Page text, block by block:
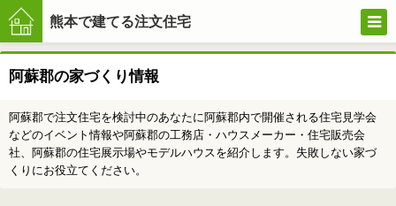
熊本で建てる注文住宅
注文住
宅の家
阿蘇郡の家づくり情報
阿蘇郡で注文住宅を検討中のあなたに阿蘇郡内で開催される住宅見学会
などのイベント情報や阿蘇郡の工務店・ハウスメーカー・住宅販売会
社、阿蘇郡の住宅展示場やモデルハウスを紹介します。失敗しない家づ
くりにお役立てください。